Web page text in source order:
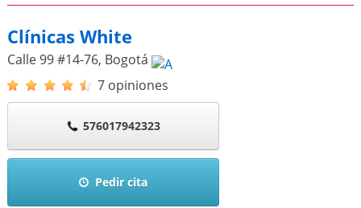
Clínicas White
Calle 99 #14-76, Bogotá
7 opiniones
576017942323
Pedir cita